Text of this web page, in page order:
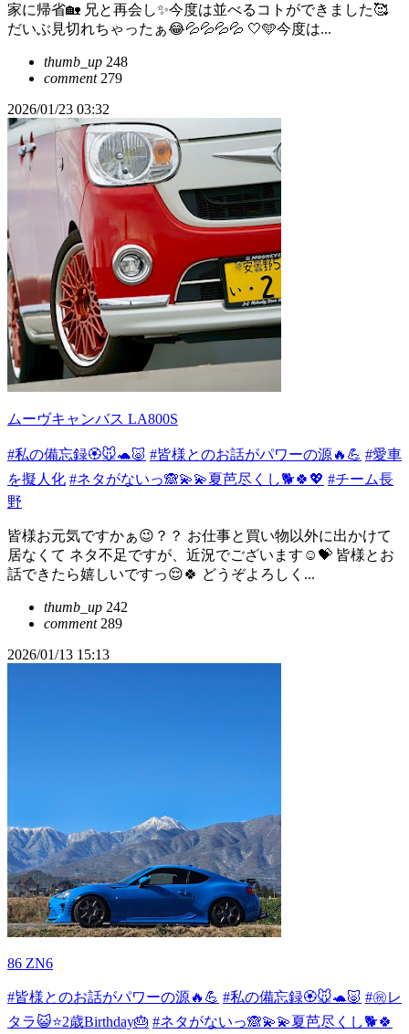
家に帰省🏡 兄と再会し✨今度は並べるコトができました🥰
だいぶ見切れちゃったぁ😂💦💦💦💦 🤍🩵今度は...
thumb_up 248
comment279
2026/01/23 03:32
ムーヴキャンバス LA800S
#私の備忘録🏵️🐭🐢🐷 #皆様とのお話がパワーの源🔥💪 #愛車
を擬人化 #ネタがないっ🙈💫💫夏芭尽くし🐕🍀💖 #チーム長
野
皆様お元気ですかぁ😉？？ お仕事と買い物以外に出かけて
居なくて ネタ不足ですが、近況でございます☺️💝 皆様とお
話できたら嬉しいですっ😌🍀 どうぞよろしく...
thumb_up 242
comment289
2026/01/13 15:13
86 ZN6
#皆様とのお話がパワーの源🔥💪 #私の備忘録🏵️🐭🐢🐷 #㊗️レ
タラ😺⭐2歳Birthday🎂 #ネタがないっ🙈💫💫夏芭尽くし🐕🍀